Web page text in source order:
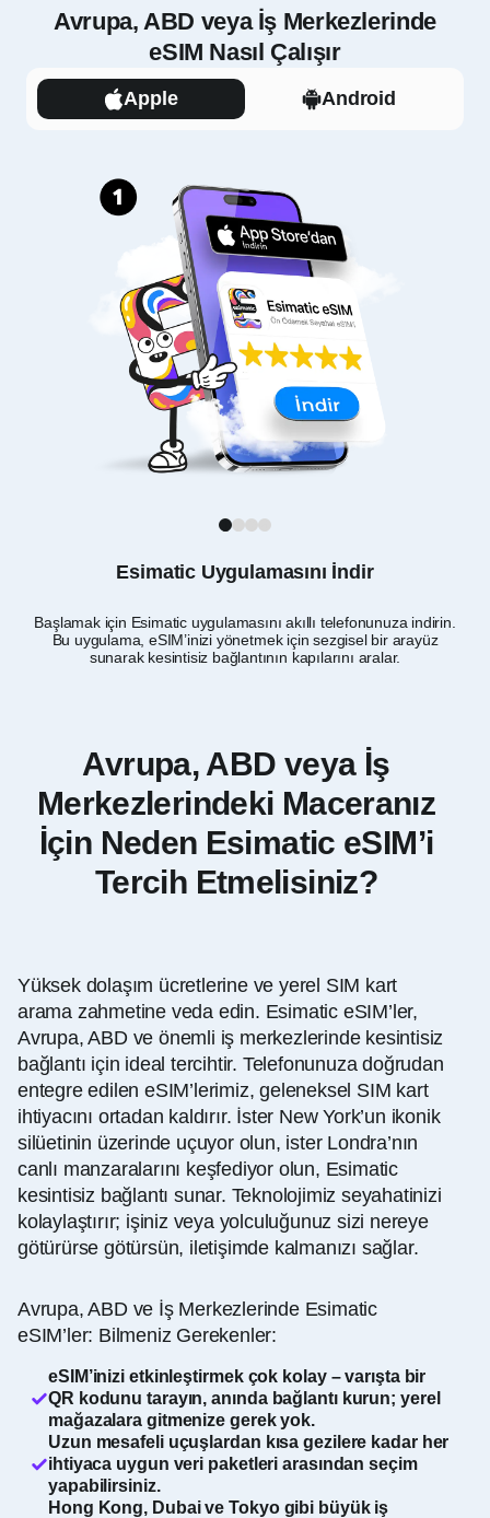
Avrupa, ABD veya İş Merkezlerinde
eSIM Nasıl Çalışır
Apple Android
Esimatic Uygulamasını İndir
Başlamak için Esimatic uygulamasını akıllı telefonunuza indirin.
Bu uygulama, eSIM’inizi yönetmek için sezgisel bir arayüz
sunarak kesintisiz bağlantının kapılarını aralar.
1
Avrupa, ABD veya İş
Merkezlerindeki Maceranız
İçin Neden Esimatic eSIM’i
Tercih Etmelisiniz?
Yüksek dolaşım ücretlerine ve yerel SIM kart
arama zahmetine veda edin. Esimatic eSIM’ler,
Avrupa, ABD ve önemli iş merkezlerinde kesintisiz
bağlantı için ideal tercihtir. Telefonunuza doğrudan
entegre edilen eSIM’lerimiz, geleneksel SIM kart
ihtiyacını ortadan kaldırır. İster New York’un ikonik
silüetinin üzerinde uçuyor olun, ister Londra’nın
canlı manzaralarını keşfediyor olun, Esimatic
kesintisiz bağlantı sunar. Teknolojimiz seyahatinizi
kolaylaştırır; işiniz veya yolculuğunuz sizi nereye
götürürse götürsün, iletişimde kalmanızı sağlar.
Avrupa, ABD ve İş Merkezlerinde Esimatic
eSIM’ler: Bilmeniz Gerekenler:
eSIM’inizi etkinleştirmek çok kolay – varışta bir
QR kodunu tarayın, anında bağlantı kurun; yerel
mağazalara gitmenize gerek yok.
Uzun mesafeli uçuşlardan kısa gezilere kadar her
ihtiyaca uygun veri paketleri arasından seçim
yapabilirsiniz.
Hong Kong, Dubai ve Tokyo gibi büyük iş